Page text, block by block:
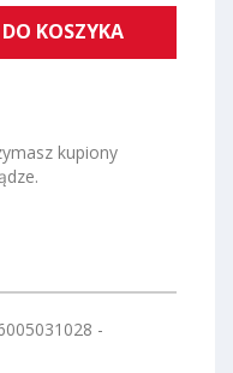
KOSZYKA
kupiony
-